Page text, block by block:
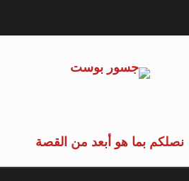
نصلكم بما هو أبعد من القصة